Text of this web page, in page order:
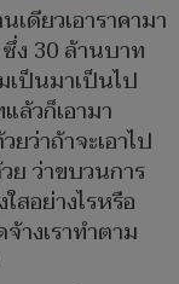
ดียวเอาราคามา
ง 30 ล้านบาท
เป็นมาเป็นไป
ล้วก็เอามา
ว่าถ้าจะเอาไป
ย ว่าขบวนการ
สอย่างไรหรือ
างเราทำตาม